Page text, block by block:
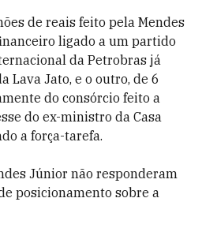
de reais feito pela Mendes
ligado a um partido
da Petrobras já
Lava Jato, e o outro, de 6
do consórcio feito a
do ex-ministro da Casa
a força-tarefa.
Júnior não responderam
posicionamento sobre a